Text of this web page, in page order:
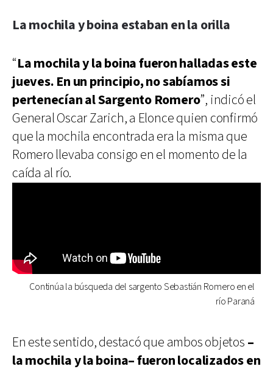
La mochila y boina estaban en la orilla
“La mochila y la boina fueron halladas este
jueves. En un principio, no sabíamos si
pertenecían al Sargento Romero”, indicó el
General Oscar Zarich, a Elonce quien confirmó
que la mochila encontrada era la misma que
Romero llevaba consigo en el momento de la
caída al río.
Continúa la búsqueda del sargento Sebastián Romero en el
río Paraná
En este sentido, destacó que ambos objetos –
la mochila y la boina– fueron localizados en